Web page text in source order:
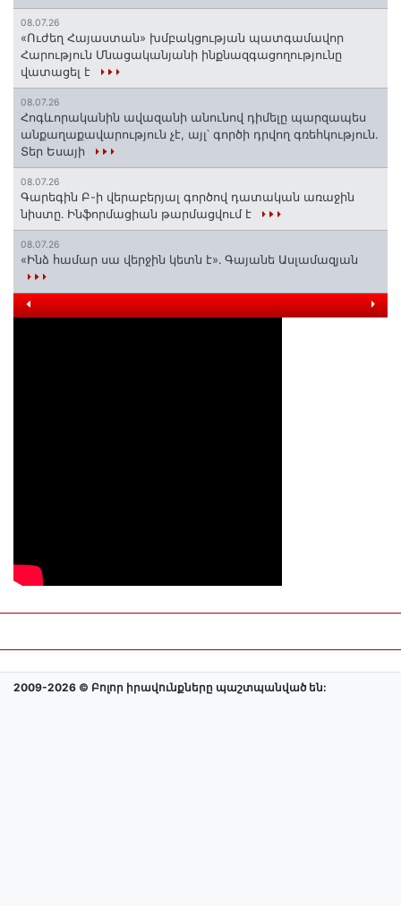
08.07.26
«Ուժեղ Հայաստան» խմբակցության պատգամավոր
Հարություն Մնացականյանի ինքնազգացողությունը
վատացել է
08.07.26
Հոգևորականին ավազանի անունով դիմելը պարզապես
անքաղաքավարություն չէ, այլ՝ գործի դրվող գռեհկություն.
Տեր Եսայի
08.07.26
Գարեգին Բ-ի վերաբերյալ գործով դատական առաջին
նիստը․ Ինֆորմացիան թարմացվում է
08.07.26
«Ինձ համար սա վերջին կետն է»․ Գայանե Ասլամազյան
2009-2026 © Բոլոր իրավունքները պաշտպանված են: